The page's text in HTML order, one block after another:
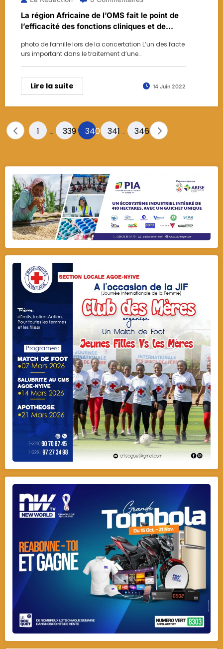
La région Africaine de l’OMS fait le point de
l’efficacité des fonctions cliniques et de
directions de laboratoires à Lomé
photo de famille lors de la concertation L’un des facte
urs important dans le traitement d’une…
Lire la suite 14 Juin 2022
Pagination
1 … 339 340 341 … 346